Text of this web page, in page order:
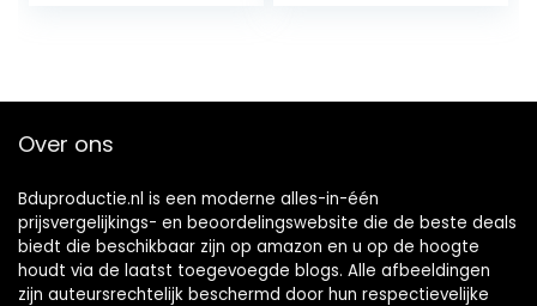
Over ons
Bduproductie.nl is een moderne alles-in-één
prijsvergelijkings- en beoordelingswebsite die de beste deals
biedt die beschikbaar zijn op amazon en u op de hoogte
houdt via de laatst toegevoegde blogs. Alle afbeeldingen
zijn auteursrechtelijk beschermd door hun respectievelijke